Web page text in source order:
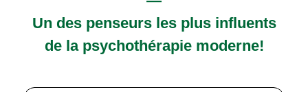
Un des penseurs les plus influents
de la psychothérapie moderne!